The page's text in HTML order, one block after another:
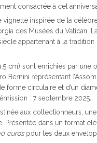
consacrée à cet
vignette inspirée de la
des Musées du Vatican.
appartenant à la
cm) sont enrichies par une
Bernini représentant
forme circulaire et d’un
: 7 septembre 2025.
aux collectionneurs,
dans un format
eurospour les deux